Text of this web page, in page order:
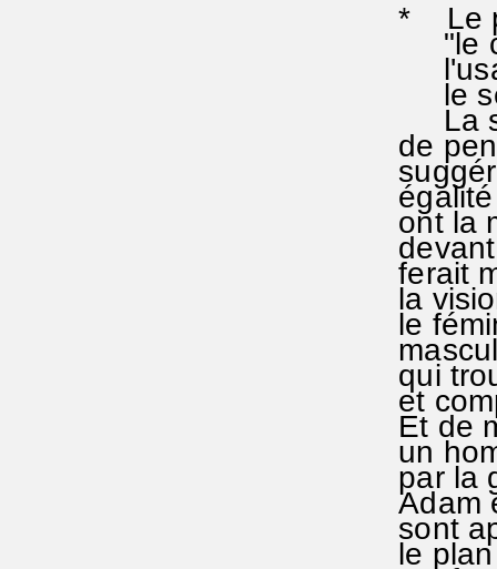
* Le
"le
le
La
de
ont la
ferait
la
le
qui
et
Et de
un
par la
Adam
sont
le